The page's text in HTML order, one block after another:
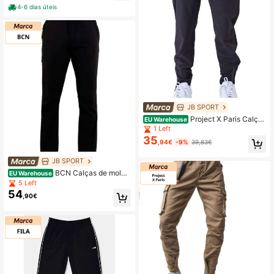
4-6 dias úteis
JB SPORT
EU Warehouse BCN Calças de molet
om masculinas
5 Left
54 ,90€
JB SPORT
EU Warehouse Project X Paris Calças
de moletom masculinas
1 Left
35 ,94€ -9% 39,83€